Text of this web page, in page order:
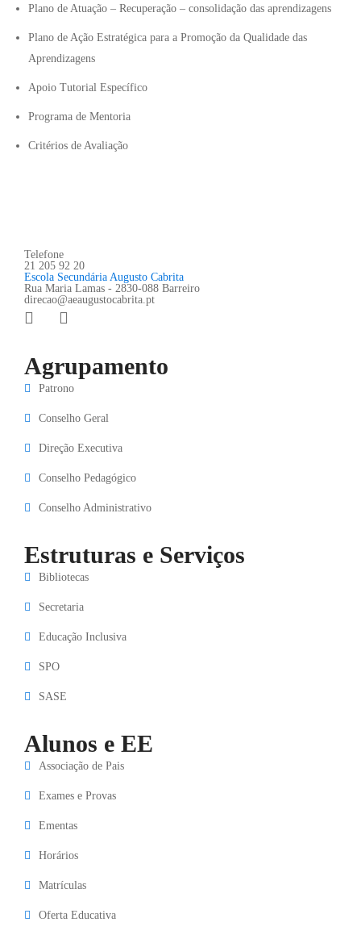
Plano de Atuação – Recuperação – consolidação das aprendizagens
Plano de Ação Estratégica para a Promoção da Qualidade das
Aprendizagens
Apoio Tutorial Específico
Programa de Mentoria
Critérios de Avaliação
Telefone
21 205 92 20
Escola Secundária Augusto Cabrita
Rua Maria Lamas - 2830-088 Barreiro
direcao@aeaugustocabrita.pt
Agrupamento
Patrono
Conselho Geral
Direção Executiva
Conselho Pedagógico
Conselho Administrativo
Estruturas e Serviços
Bibliotecas
Secretaria
Educação Inclusiva
SPO
SASE
Alunos e EE
Associação de Pais
Exames e Provas
Ementas
Horários
Matrículas
Oferta Educativa